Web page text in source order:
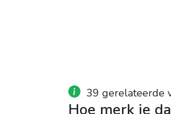
39 gerelateerde